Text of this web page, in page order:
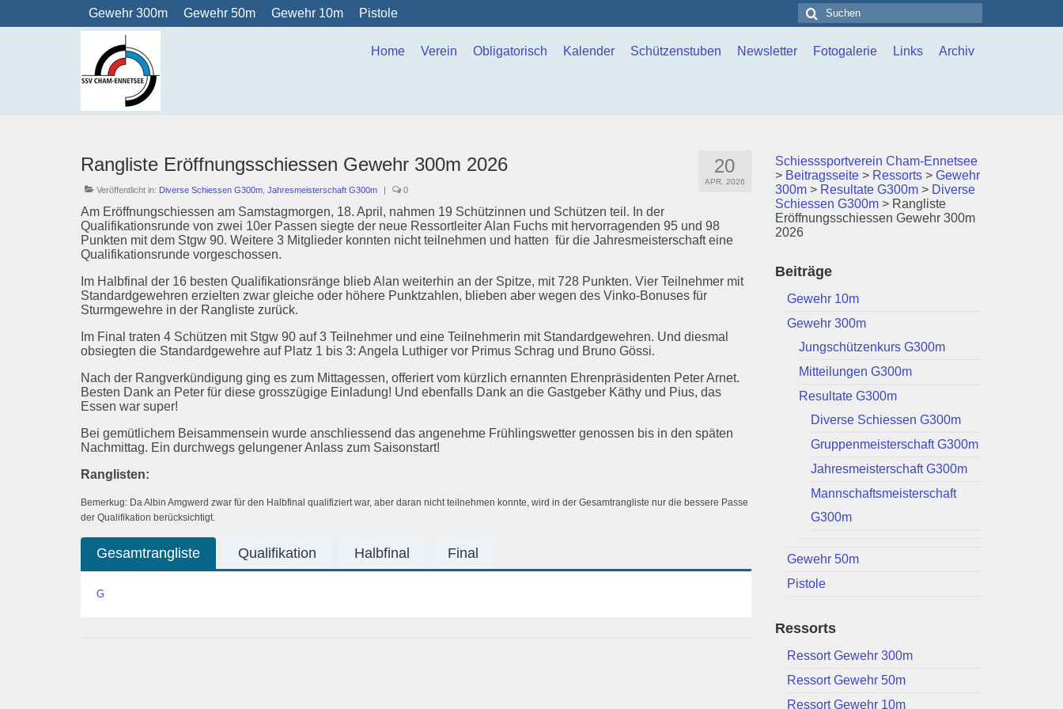
Gewehr 300m Gewehr 50m Gewehr 10m Pistole
Suchen
nach:
Home Verein Obligatorisch Kalender Schützenstuben Newsletter Fotogalerie Links Archiv
20
APR. 2026
Rangliste Eröffnungsschiessen Gewehr 300m 2026
Veröffentlicht in: Diverse Schiessen G300m Jahresmeisterschaft G300m | 0
Am Eröffnungschiessen am Samstagmorgen, 18. April, nahmen 19 Schützinnen und Schützen teil. In der
Qualifikationsrunde von zwei 10er Passen siegte der neue Ressortleiter Alan Fuchs mit hervorragenden 95 und 98
Punkten mit dem Stgw 90. Weitere 3 Mitglieder konnten nicht teilnehmen und hatten für die Jahresmeisterschaft eine
Qualifikationsrunde vorgeschossen.
Im Halbfinal der 16 besten Qualifikationsränge blieb Alan weiterhin an der Spitze, mit 728 Punkten. Vier Teilnehmer mit
Standardgewehren erzielten zwar gleiche oder höhere Punktzahlen, blieben aber wegen des Vinko-Bonuses für
Sturmgewehre in der Rangliste zurück.
Im Final traten 4 Schützen mit Stgw 90 auf 3 Teilnehmer und eine Teilnehmerin mit Standardgewehren. Und diesmal
obsiegten die Standardgewehre auf Platz 1 bis 3: Angela Luthiger vor Primus Schrag und Bruno Gössi.
Nach der Rangverkündigung ging es zum Mittagessen, offeriert vom kürzlich ernannten Ehrenpräsidenten Peter Arnet.
Besten Dank an Peter für diese grosszügige Einladung! Und ebenfalls Dank an die Gastgeber Käthy und Pius, das
Essen war super!
Bei gemütlichem Beisammensein wurde anschliessend das angenehme Frühlingswetter genossen bis in den späten
Nachmittag. Ein durchwegs gelungener Anlass zum Saisonstart!
Ranglisten:
Bemerkug: Da Albin Amgwerd zwar für den Halbfinal qualifiziert war, aber daran nicht teilnehmen konnte, wird in der Gesamtrangliste nur die bessere Passe
der Qualifikation berücksichtigt.
Gesamtrangliste Qualifikation Halbfinal Final
G
Schiesssportverein Cham-Ennetsee
> Beitragsseite> Ressorts> Gewehr
300m> Resultate G300m> Diverse
Schiessen G300m> Rangliste
Eröffnungsschiessen Gewehr 300m
2026
Beiträge
Gewehr 10m
Gewehr 300m
Jungschützenkurs G300m
Mitteilungen G300m
Resultate G300m
Diverse Schiessen G300m
Gruppenmeisterschaft G300m
Jahresmeisterschaft G300m
Mannschaftsmeisterschaft
G300m
Gewehr 50m
Pistole
Ressorts
Ressort Gewehr 300m
Ressort Gewehr 50m
Ressort Gewehr 10m